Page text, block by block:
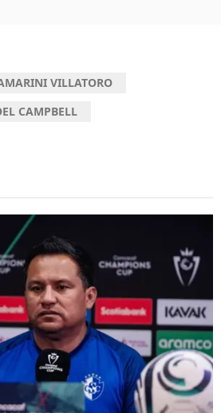
VILLATORO
CAMPBELL